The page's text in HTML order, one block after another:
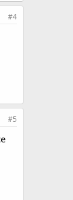
#4
#5